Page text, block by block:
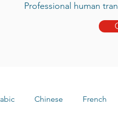
Professional human
Chinese French